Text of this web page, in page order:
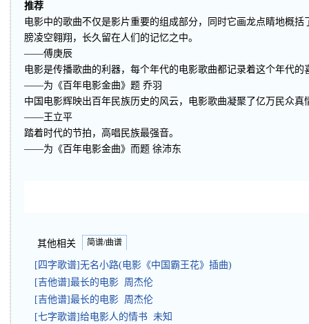
推荐
电影中的歌曲不仅是影片重要的组成部分，同时它画龙点睛地概
膀凌空翱翔，长久留在人们的记忆之中。
——傅庚辰
电影是传播歌曲的利器，每个年代的电影歌曲都记录着这个年代的
——为《百年电影金曲》题 乔羽
中国电影辉映出百年民族历史的风云，电影歌曲凝聚了亿万民众真
——王立平
踏着时代的节拍，高唱民族最强音。
——为《百年电影金曲》而题 徐沛东
其他相关 简谱/曲谱
[四字歌谱]无名小路(电影《中国霸王花》插曲)
[吉他谱]最长的电影 周杰伦
[吉他谱]最长的电影 周杰伦
[七字歌谱]给电影人的情书 未知